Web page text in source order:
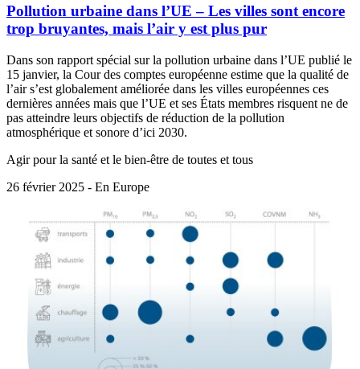
Pollution urbaine dans l’UE – Les villes sont encore
trop bruyantes, mais l’air y est plus pur
Dans son rapport spécial sur la pollution urbaine dans l’UE publié le
15 janvier, la Cour des comptes européenne estime que la qualité de
l’air s’est globalement améliorée dans les villes européennes ces
dernières années mais que l’UE et ses États membres risquent ne de
pas atteindre leurs objectifs de réduction de la pollution
atmosphérique et sonore d’ici 2030.
Agir pour la santé et le bien-être de toutes et tous
26 février 2025 - En Europe